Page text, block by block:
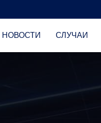
НОВОСТИ СЛУЧАИ